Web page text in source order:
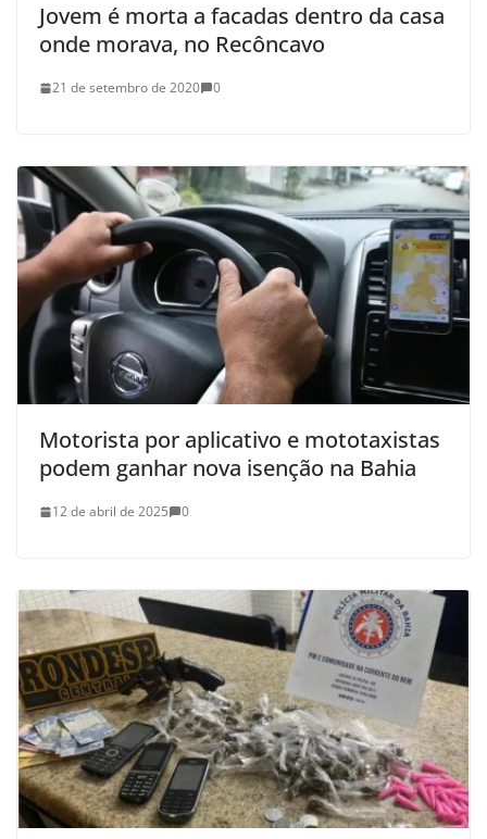
Jovem é morta a facadas dentro da casa
onde morava, no Recôncavo
21 de setembro de 2020 0
Motorista por aplicativo e mototaxistas
podem ganhar nova isenção na Bahia
12 de abril de 2025 0